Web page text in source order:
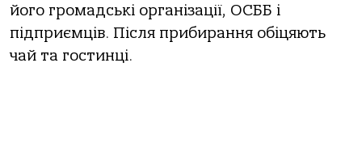
його громадські організації, ОСББ і
підприємців. Після прибирання обіцяють
чай та гостинці.